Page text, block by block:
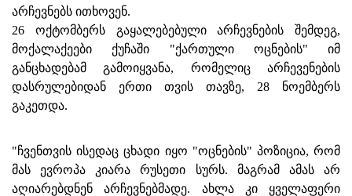
არჩევნებს ითხოვენ.
26 ოქტომბერს გაყალებებული არჩევნების შემდეგ,
მოქალაქეები ქუჩაში "ქართული ოცნების" იმ
განცხადებამ გამოიყვანა, რომელიც არჩევენების
დასრულებიდან ერთი თვის თავზე, 28 ნოემბერს
გაკეთდა.
"ჩვენთვის ისედაც ცხადი იყო "ოცნების" პოზიცია, რომ
მას ევროპა კიარა რუსეთი სურს. მაგრამ ამას არ
აღიარებდნენ არჩევნებმადე. ახლა კი ყველაფერი